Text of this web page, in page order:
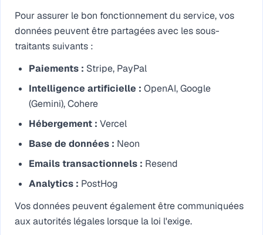
Pour assurer le bon fonctionnement du service, vos
données peuvent être partagées avec les sous-
traitants suivants :
Paiements : Stripe, PayPal
Intelligence artificielle : OpenAI, Google
(Gemini), Cohere
Hébergement : Vercel
Base de données : Neon
Emails transactionnels : Resend
Analytics : PostHog
Vos données peuvent également être communiquées
aux autorités légales lorsque la loi l'exige.